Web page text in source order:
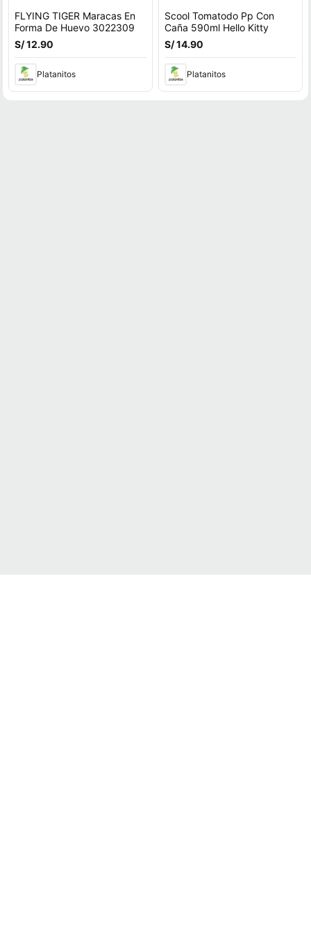
FLYING TIGER Maracas En
Forma De Huevo 3022309
S/ 12.90
Platanitos
Scool Tomatodo Pp Con
Caña 590ml Hello Kitty
S/ 14.90
Platanitos